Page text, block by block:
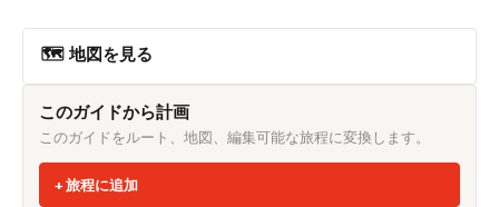
🗺 地図を見る
このガイドから計画
このガイドをルート、地図、編集可能な旅程に変換します。
旅程に追加